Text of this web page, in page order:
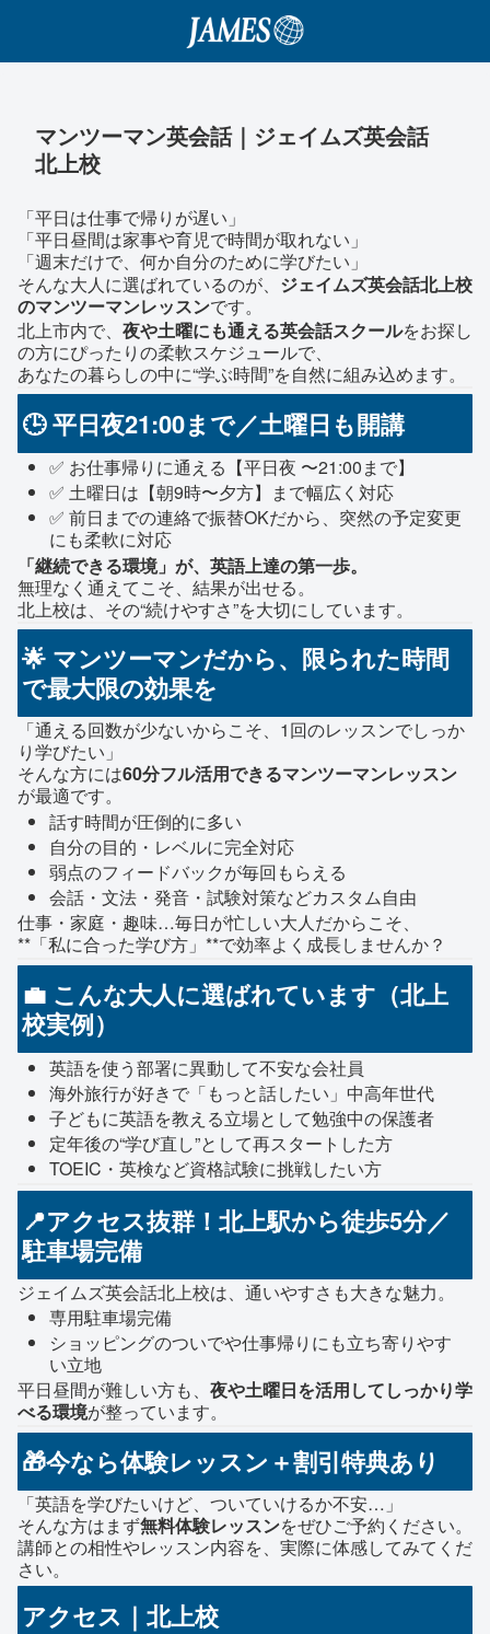
マンツーマン英会話｜ジェイムズ英会話
北上校
「平日は仕事で帰りが遅い」
「平日昼間は家事や育児で時間が取れない」
「週末だけで、何か自分のために学びたい」
そんな大人に選ばれているのが、 ジェイムズ英会話北上校
のマンツーマンレッスンです。
北上市内で、 夜や土曜にも通える英会話スクールをお探し
の方にぴったりの柔軟スケジュールで、
あなたの暮らしの中に“学ぶ時間”を自然に組み込めます。
🕒 平日夜21:00まで／土曜日も開講
✅ お仕事帰りに通える【平日夜 〜21:00まで】
✅ 土曜日は【朝9時〜夕方】まで幅広く対応
✅ 前日までの連絡で振替OKだから、突然の予定変更
にも柔軟に対応
「継続できる環境」が、英語上達の第一歩。
無理なく通えてこそ、結果が出せる。
北上校は、その“続けやすさ”を大切にしています。
🌟 マンツーマンだから、限られた時間
で最大限の効果を
「通える回数が少ないからこそ、1回のレッスンでしっか
り学びたい」
そんな方には60分フル活用できるマンツーマンレッスン
が最適です。
話す時間が圧倒的に多い
自分の目的・レベルに完全対応
弱点のフィードバックが毎回もらえる
会話・文法・発音・試験対策などカスタム自由
仕事・家庭・趣味…毎日が忙しい大人だからこそ、
**「私に合った学び方」**で効率よく成長しませんか？
💼 こんな大人に選ばれています（北上
校実例）
英語を使う部署に異動して不安な会社員
海外旅行が好きで「もっと話したい」中高年世代
子どもに英語を教える立場として勉強中の保護者
定年後の“学び直し”として再スタートした方
TOEIC・英検など資格試験に挑戦したい方
📍アクセス抜群！北上駅から徒歩5分／
駐車場完備
ジェイムズ英会話北上校は、通いやすさも大きな魅力。
専用駐車場完備
ショッピングのついでや仕事帰りにも立ち寄りやす
い立地
平日昼間が難しい方も、 夜や土曜日を活用してしっかり学
べる環境が整っています。
🎁今なら体験レッスン＋割引特典あり
「英語を学びたいけど、ついていけるか不安…」
そんな方はまず無料体験レッスンをぜひご予約ください。
講師との相性やレッスン内容を、実際に体感してみてくだ
さい。
アクセス｜北上校